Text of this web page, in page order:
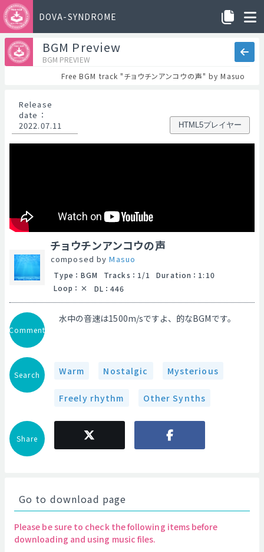
DOVA-SYNDROME
BGM Preview
BGM PREVIEW
Free BGM track "チョウチンアンコウの声" by Masuo
Release
date ：
2022.07.11
HTML5プレイヤー
チョウチンアンコウの声
composed byMasuo
Type ： BGM Tracks ： 1/1 Duration ： 1:10
Loop ： DL ： 446
Comment
水中の音速は1500m/sですよ、的なBGMです。
Search Warm Nostalgic Mysterious
Freely rhythm Other Synths
Share
Go to download page
Please be sure to check the following items before
downloading and using music files.